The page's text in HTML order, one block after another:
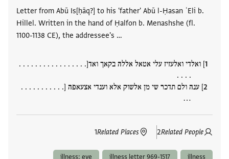
Letter from Abū Is[ḥāq?] to his 'father' Abū l-Ḥasan ʿEli b.
Hillel. Written in the hand of Ḥalfon b. Menashshe (fl.
1100-1138 CE), the addressee's …
] ואלדי ואלעזיז עלי אטאל אללה בקאך ואד[. . . . . . . . . . . . . . . . .
. . . .
] ענה ולם תדכר שי מן אלשוק אלא וענדי אצעאפה [. . . . . . . . . . .
…
Related People
2
Related Places
1
illness
illness letter 969-1517
illness: eye